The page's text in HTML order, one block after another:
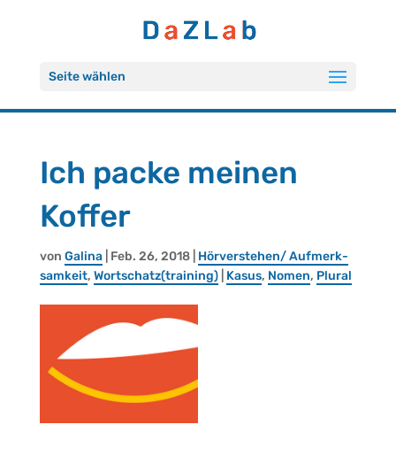
Seite wählen
Ich packe mei­nen
Kof­fer
von Ga­li­na| Feb. 26, 2018 | Hör­ver­ste­hen/ Auf­merk­
sam­keit, Wort­schatz(trai­ning)| Kasus, Nomen, Plu­ral